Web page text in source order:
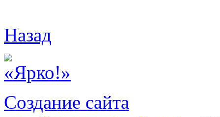
Назад
Создание сайта